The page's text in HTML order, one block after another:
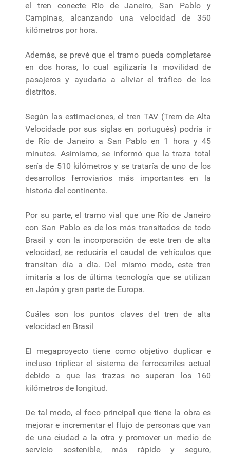
el tren conecte Río de Janeiro, San Pablo y
Campinas, alcanzando una velocidad de 350
kilómetros por hora.
Además, se prevé que el tramo pueda completarse
en dos horas, lo cual agilizaría la movilidad de
pasajeros y ayudaría a aliviar el tráfico de los
distritos.
Según las estimaciones, el tren TAV (Trem de Alta
Velocidade por sus siglas en portugués) podría ir
de Río de Janeiro a San Pablo en 1 hora y 45
minutos. Asimismo, se informó que la traza total
sería de 510 kilómetros y se trataría de uno de los
desarrollos ferroviarios más importantes en la
historia del continente.
Por su parte, el tramo vial que une Río de Janeiro
con San Pablo es de los más transitados de todo
Brasil y con la incorporación de este tren de alta
velocidad, se reduciría el caudal de vehículos que
transitan día a día. Del mismo modo, este tren
imitaría a los de última tecnología que se utilizan
en Japón y gran parte de Europa.
Cuáles son los puntos claves del tren de alta
velocidad en Brasil
El megaproyecto tiene como objetivo duplicar e
incluso triplicar el sistema de ferrocarriles actual
debido a que las trazas no superan los 160
kilómetros de longitud.
De tal modo, el foco principal que tiene la obra es
mejorar e incrementar el flujo de personas que van
de una ciudad a la otra y promover un medio de
servicio sostenible, más rápido y seguro,